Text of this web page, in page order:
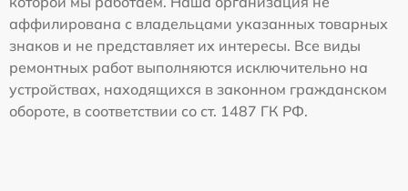
аффилирована с владельцами указанных товарных
знаков и не представляет их интересы. Все виды
ремонтных работ выполняются исключительно на
устройствах, находящихся в законном гражданском
обороте, в соответствии со ст. 1487 ГК РФ.